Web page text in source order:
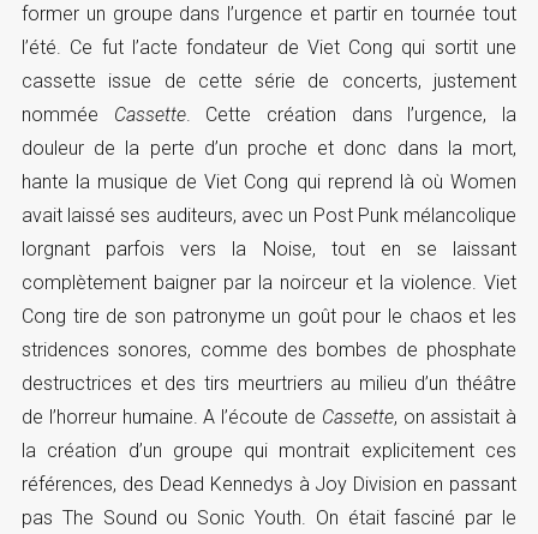
former un groupe dans l’urgence et partir en tournée tout
l’été. Ce fut l’acte fondateur de Viet Cong qui sortit une
cassette issue de cette série de concerts, justement
nommée Cassette. Cette création dans l’urgence, la
douleur de la perte d’un proche et donc dans la mort,
hante la musique de Viet Cong qui reprend là où Women
avait laissé ses auditeurs, avec un Post Punk mélancolique
lorgnant parfois vers la Noise, tout en se laissant
complètement baigner par la noirceur et la violence. Viet
Cong tire de son patronyme un goût pour le chaos et les
stridences sonores, comme des bombes de phosphate
destructrices et des tirs meurtriers au milieu d’un théâtre
de l’horreur humaine. A l’écoute de Cassette, on assistait à
la création d’un groupe qui montrait explicitement ces
références, des Dead Kennedys à Joy Division en passant
pas The Sound ou Sonic Youth. On était fasciné par le